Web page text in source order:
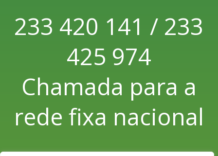
233 420 141 / 233
425 974
Chamada para a
rede fixa nacional